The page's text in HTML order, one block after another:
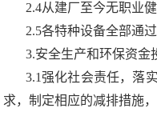
2.4从建厂至今无职业
2.5各特种设备全部通过
3.安全生产和环保资金
3.1强化社会责任，落
求，制定相应的减排措施，